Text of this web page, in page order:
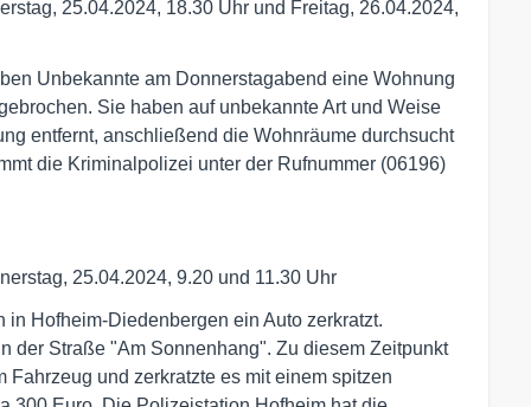
25.04.2024, 18.30 Uhr und Freitag, 26.04.2024,
Unbekannte am Donnerstagabend eine Wohnung
Sie haben auf unbekannte Art und Weise
entfernt, anschließend die Wohnräume durchsucht
die Kriminalpolizei unter der Rufnummer (06196)
25.04.2024, 9.20 und 11.30 Uhr
Hofheim-Diedenbergen ein Auto zerkratzt.
der Straße "Am Sonnenhang". Zu diesem Zeitpunkt
und zerkratzte es mit einem spitzen